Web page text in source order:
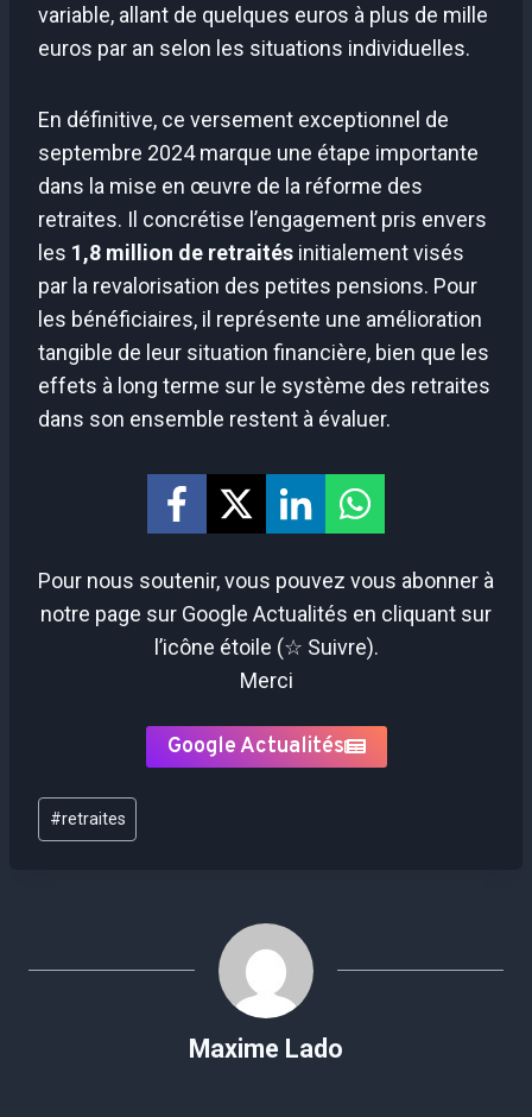
variable, allant de quelques euros à plus de mille
euros par an selon les situations individuelles.
En définitive, ce versement exceptionnel de
septembre 2024 marque une étape importante
dans la mise en œuvre de la réforme des
retraites. Il concrétise l’engagement pris envers
les 1,8 million de retraités initialement visés
par la revalorisation des petites pensions. Pour
les bénéficiaires, il représente une amélioration
tangible de leur situation financière, bien que les
effets à long terme sur le système des retraites
dans son ensemble restent à évaluer.
Pour nous soutenir, vous pouvez vous abonner à
notre page sur Google Actualités en cliquant sur
l’icône étoile (☆ Suivre).
Merci
Google Actualités
Étiquettes
de
#retraites
Maxime Lado